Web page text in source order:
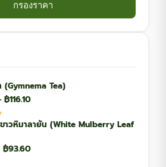
กรองราคา
(Gymnema Tea)
฿116.10Price
฿44.10
฿116.10
าวหิมาลายัน (White Mulberry Leaf
฿93.60Price